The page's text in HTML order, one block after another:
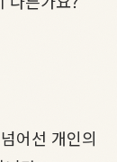
어선 개인의